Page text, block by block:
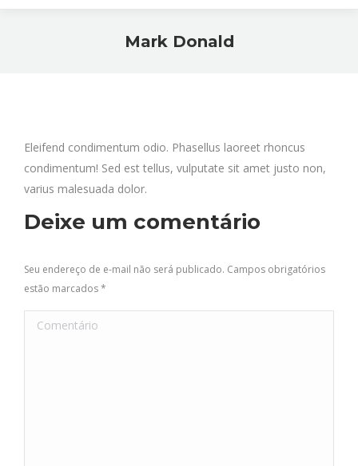
Mark Donald
Eleifend condimentum odio. Phasellus laoreet rhoncus
condimentum! Sed est tellus, vulputate sit amet justo non,
varius malesuada dolor.
Deixe um comentário
Seu endereço de e-mail não será publicado. Campos obrigatórios
estão marcados*
Comentário